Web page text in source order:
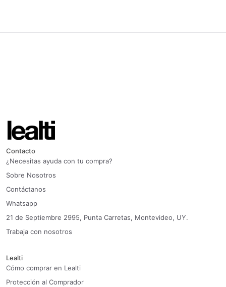
Contacto
¿Necesitas ayuda con tu compra?
Sobre Nosotros
Contáctanos
Whatsapp
21 de Septiembre 2995, Punta Carretas, Montevideo, UY.
Trabaja con nosotros
Lealti
Cómo comprar en Lealti
Protección al Comprador